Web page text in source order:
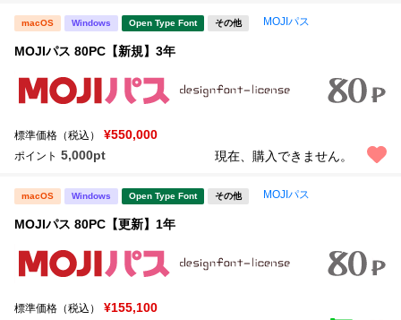
macOS Windows Open Type Font その他 MOJIパス
MOJIパス 80PC【新規】3年
標準価格（税込） ¥550,000
ポイント 5,000pt 現在、購入できません。
macOS Windows Open Type Font その他 MOJIパス
MOJIパス 80PC【更新】1年
標準価格（税込） ¥155,100